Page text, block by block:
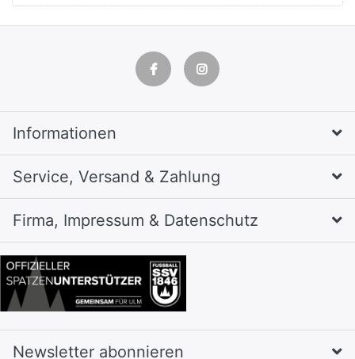
Informationen
Service, Versand & Zahlung
Firma, Impressum & Datenschutz
Newsletter abonnieren